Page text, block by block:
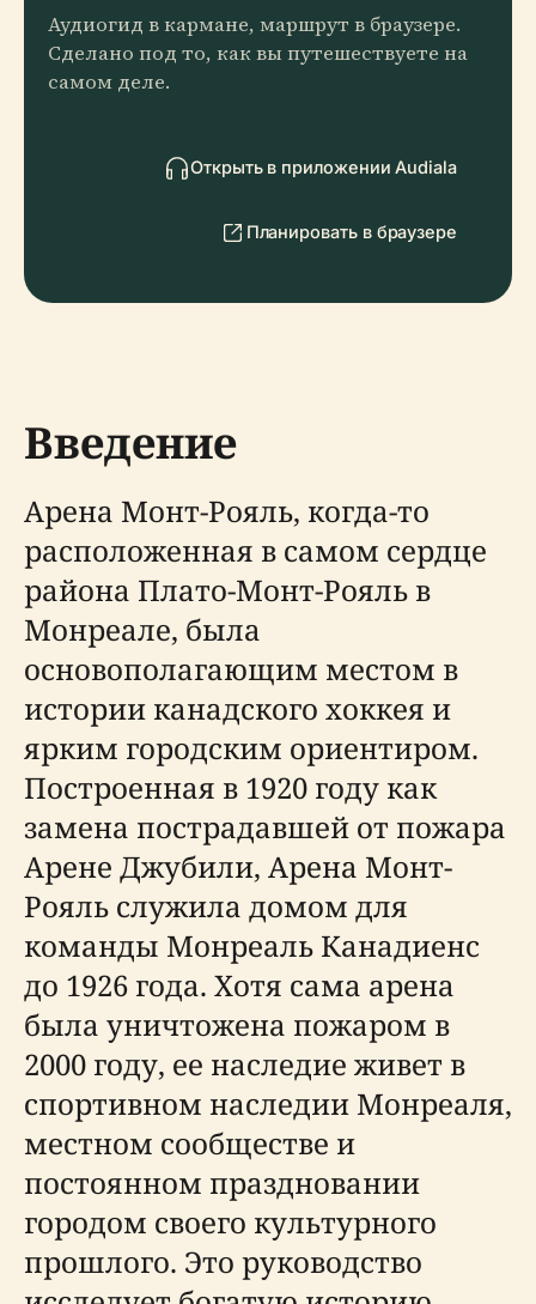
Аудиогид в кармане, маршрут в браузере.
Сделано под то, как вы путешествуете на
самом деле.
Открыть в приложении Audiala
Планировать в браузере
Введение
Арена Монт-Рояль, когда-то
расположенная в самом сердце
района Плато-Монт-Рояль в
Монреале, была
основополагающим местом в
истории канадского хоккея и
ярким городским ориентиром.
Построенная в 1920 году как
замена пострадавшей от пожара
Арене Джубили, Арена Монт-
Рояль служила домом для
команды Монреаль Канадиенс
до 1926 года. Хотя сама арена
была уничтожена пожаром в
2000 году, ее наследие живет в
спортивном наследии Монреаля,
местном сообществе и
постоянном праздновании
городом своего культурного
прошлого. Это руководство